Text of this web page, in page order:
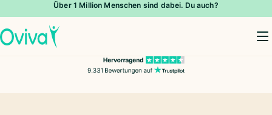
Über 1 Million Menschen sind dabei. Du auch?